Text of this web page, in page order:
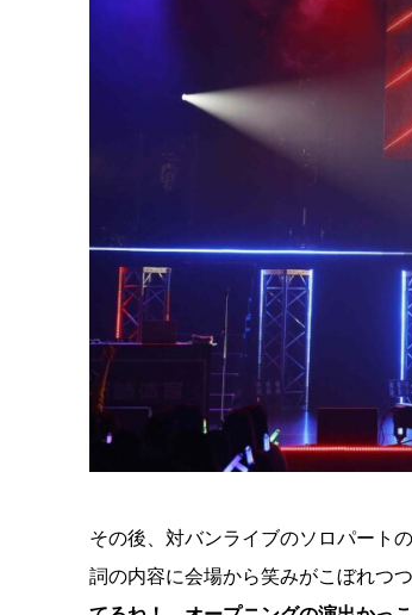
その後、対バンライブのソロパート
詞の内容に会場から笑みがこぼれつ